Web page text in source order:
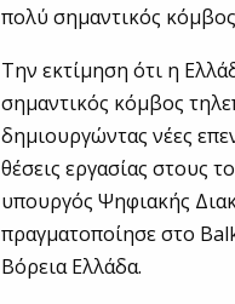
πολύ σημαντικός
Την εκτίμηση ότι η
σημαντικός κόμβος
δημιουργώντας νέες
θέσεις εργασίας στους
υπουργός Ψηφιακής
πραγματοποίησε στο
Βόρεια Ελλάδα.